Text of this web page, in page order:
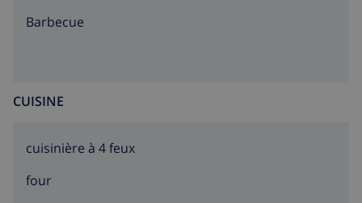
barbecue
CUISINE
cuisinière à 4 feux
four